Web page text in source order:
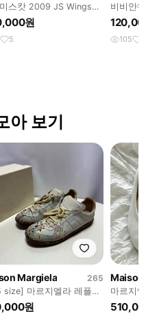
스캇 2009 JS Wings
리플블랙
원
5
비비안
힐
105
보기
Margiela
265
size] 마르지엘라 레플리
팅 스니커즈
원
Maison
마르지
35size